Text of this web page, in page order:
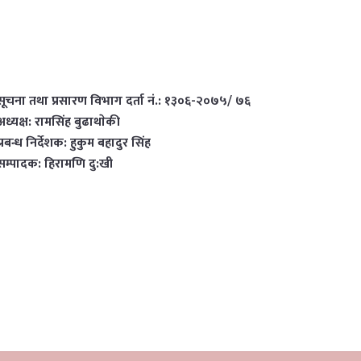
तथा प्रसारण विभाग दर्ता नं.: १३०६-२०७५/ ७६
रामसिंह बुढाथाेकी
निर्देशक: हुकुम बहादुर सिंह
हिरामणि दु:खी